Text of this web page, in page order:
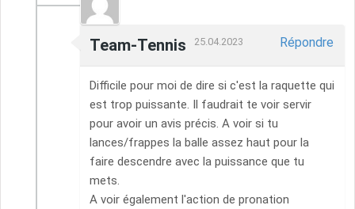
Team-Tennis 25.04.2023 Répondre
Difficile pour moi de dire si c'est la raquette qui
est trop puissante. Il faudrait te voir servir
pour avoir un avis précis. A voir si tu
lances/frappes la balle assez haut pour la
faire descendre avec la puissance que tu
mets.
A voir également l'action de pronation